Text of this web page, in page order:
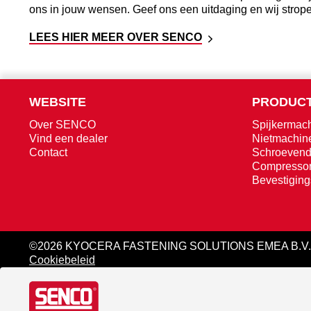
ons in jouw wensen. Geef ons een uitdaging en wij
LEES HIER MEER OVER SENCO
WEBSITE
Over SENCO
Vind een dealer
Contact
©2026 KYOCERA FASTENING SOLUTIONS EMEA B.V.
Cookiebeleid